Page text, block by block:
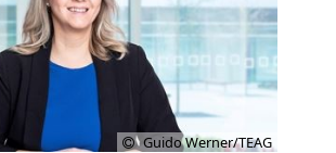
Guido Werner/TEAG